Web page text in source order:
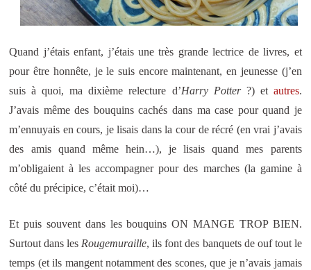
Quand j’étais enfant, j’étais une très grande lectrice de livres, et
pour être honnête, je le suis encore maintenant, en jeunesse (j’en
suis à quoi, ma dixième relecture d’HarryPotter?) et autres.
J’avais même des bouquins cachés dans ma case pour quand je
m’ennuyais en cours, je lisais dans la cour de récré (en vrai j’avais
des amis quand même hein…), je lisais quand mes parents
m’obligaient à les accompagner pour des marches (la gamine à
côté du précipice, c’était moi)…
Et puis souvent dans les bouquins ON MANGE TROP BIEN.
Surtout dans les Rougemuraille, ils font des banquets de ouf tout le
temps (et ils mangent notamment des scones, que je n’avais jamais